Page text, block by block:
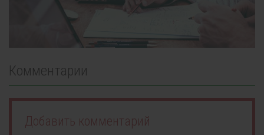
Комментарии
Добавить комментарий